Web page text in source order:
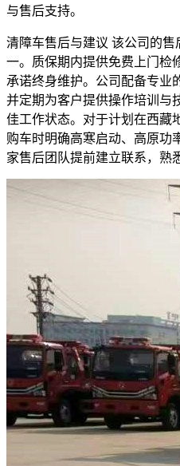
与售后支持。
清障车售后与建议 该公司的
一。质保期内提供免费上门检
承诺终身维护。公司配备专业
并定期为客户提供操作培训与
佳工作状态。对于计划在西藏
购车时明确高寒启动、高原功
家售后团队提前建立联系，熟